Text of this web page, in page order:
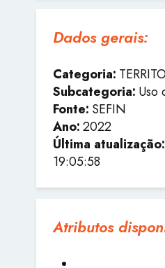
Dados gerais:
Categoria:
Subcategoria: Uso
Fonte: SEFIN
Ano:2022
Última atualização:
19:05:58
Atributos